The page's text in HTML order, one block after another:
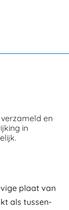
en
in
plaat van
als tussen-